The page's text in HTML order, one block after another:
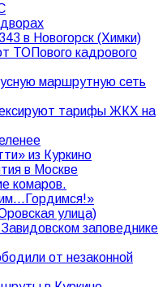
в Новогорск (Химки)
кадрового
маршрутную сеть
тарифы ЖКХ на
из Куркино
в Москве
комаров.
улица)
заповеднике
от незаконной